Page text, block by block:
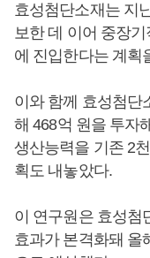
효성첨단소재는 지
보한 데 이어 중장
에 진입한다는 계획
이와 함께 효성첨단
해 468억 원을 투자
생산능력을 기존 2
획도 내놓았다.
이 연구원은 효성첨
효과가 본격화돼 올